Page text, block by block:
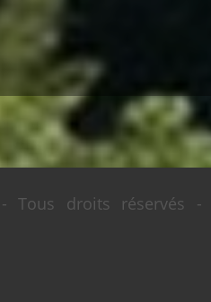
- Tous droits réservés -